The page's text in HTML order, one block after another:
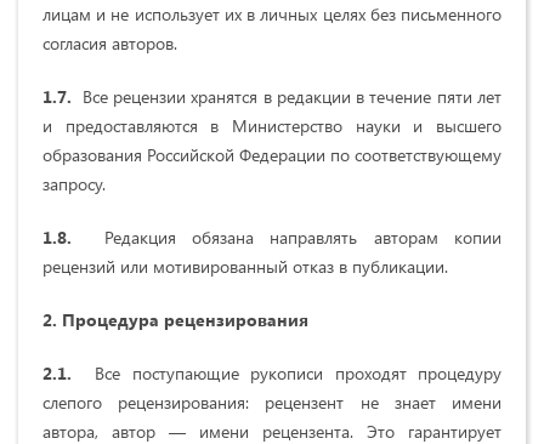
лицам и не использует их в личных целях без письменного
согласия авторов.
1.7. Все рецензии хранятся в редакции в течение пяти лет
и предоставляются в Министерство науки и высшего
образования Российской Федерации по соответствующему
запросу.
1.8. Редакция обязана направлять авторам копии
рецензий или мотивированный отказ в публикации.
2. Процедура рецензирования
2.1. Все поступающие рукописи проходят процедуру
слепого рецензирования: рецензент не знает имени
автора, автор — имени рецензента. Это гарантирует